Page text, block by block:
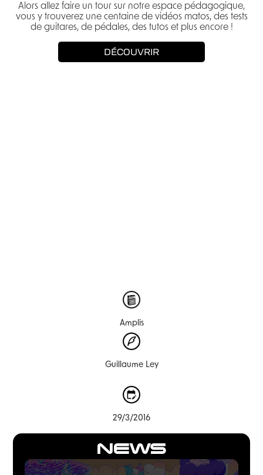
NEWS
Alors allez faire un tour sur notre espace pédagogique,
vous y trouverez une centaine de vidéos matos, des tests
de guitares, de pédales, des tutos et plus encore !
DÉCOUVRIR
Amplis
Guillaume Ley
29/3/2016